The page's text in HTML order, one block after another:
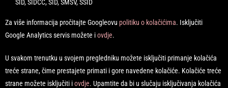
SID, SIDCC, SID, SMSV, SSID
Za više informacija pročitajte Googleovu politiku o kolačićima. Isključiti
Google Analytics servis možete iovdje.
U svakom trenutku u svojem pregledniku možete isključiti primanje kolačića
treće strane, čime prestajete primati i gore navedene kolačiće. Kolačiće treće
strane možete isključiti iovdje. Upamtite da bi u slučaju isključivanja kolačića